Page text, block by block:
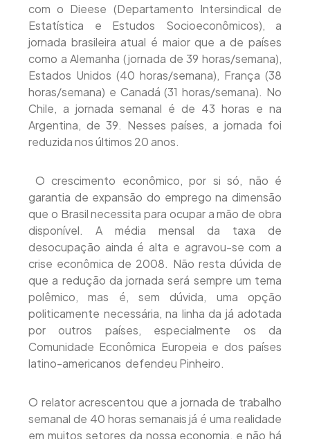
com o Dieese (Departamento Intersindical de
Estatística e Estudos Socioeconômicos), a
jornada brasileira atual é maior que a de países
como a Alemanha (jornada de 39 horas/semana),
Estados Unidos (40 horas/semana), França (38
horas/semana) e Canadá (31 horas/semana). No
Chile, a jornada semanal é de 43 horas e na
Argentina, de 39. Nesses países, a jornada foi
reduzida nos últimos 20 anos.
 O crescimento econômico, por si só, não é
garantia de expansão do emprego na dimensão
que o Brasil necessita para ocupar a mão de obra
disponível. A média mensal da taxa de
desocupação ainda é alta e agravou-se com a
crise econômica de 2008. Não resta dúvida de
que a redução da jornada será sempre um tema
polêmico, mas é, sem dúvida, uma opção
politicamente necessária, na linha da já adotada
por outros países, especialmente os da
Comunidade Econômica Europeia e dos países
latino-americanos  defendeu Pinheiro.
O relator acrescentou que a jornada de trabalho
semanal de 40 horas semanais já é uma realidade
em muitos setores da nossa economia, e não há